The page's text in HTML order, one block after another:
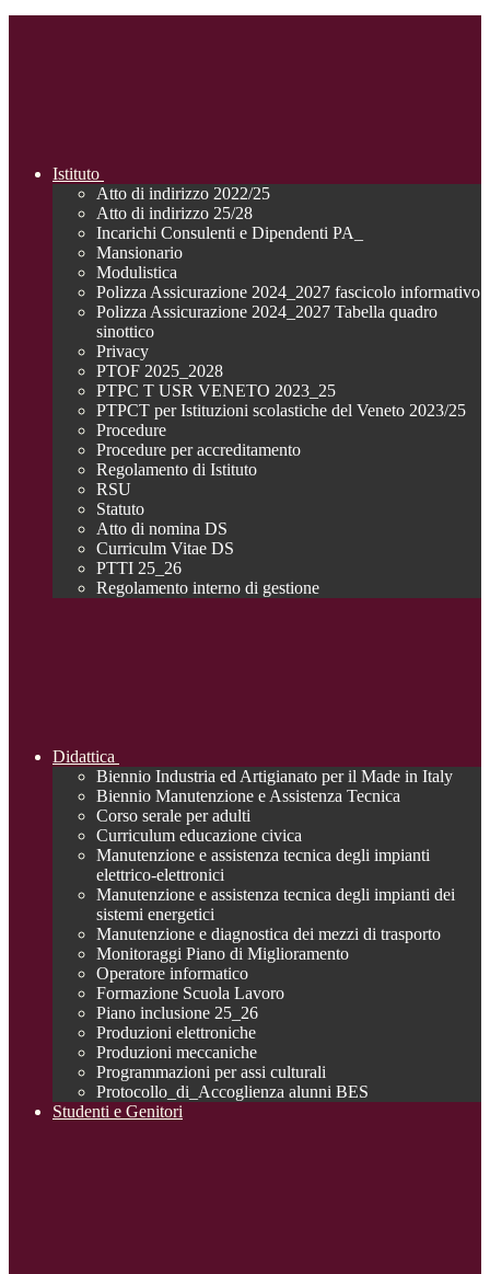
Istituto
Atto di indirizzo 2022/25
Atto di indirizzo 25/28
Incarichi Consulenti e Dipendenti PA_
Mansionario
Modulistica
Polizza Assicurazione 2024_2027 fascicolo informativo
Polizza Assicurazione 2024_2027 Tabella quadro
sinottico
Privacy
PTOF 2025_2028
PTPC T USR VENETO 2023_25
PTPCT per Istituzioni scolastiche del Veneto 2023/25
Procedure
Procedure per accreditamento
Regolamento di Istituto
RSU
Statuto
Atto di nomina DS
Curriculm Vitae DS
PTTI 25_26
Regolamento interno di gestione
Didattica
Biennio Industria ed Artigianato per il Made in Italy
Biennio Manutenzione e Assistenza Tecnica
Corso serale per adulti
Curriculum educazione civica
Manutenzione e assistenza tecnica degli impianti
elettrico-elettronici
Manutenzione e assistenza tecnica degli impianti dei
sistemi energetici
Manutenzione e diagnostica dei mezzi di trasporto
Monitoraggi Piano di Miglioramento
Operatore informatico
Formazione Scuola Lavoro
Piano inclusione 25_26
Produzioni elettroniche
Produzioni meccaniche
Programmazioni per assi culturali
Protocollo_di_Accoglienza alunni BES
Studenti e Genitori